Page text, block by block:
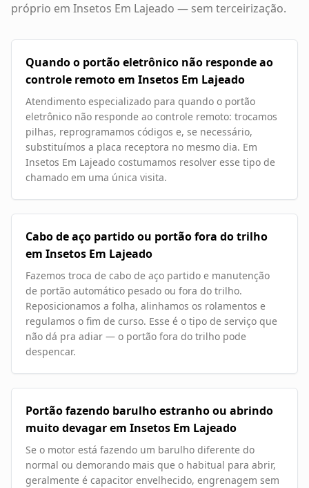
próprio em Insetos Em Lajeado — sem terceirização.
Quando o portão eletrônico não responde ao
controle remoto em Insetos Em Lajeado
Atendimento especializado para quando o portão
eletrônico não responde ao controle remoto: trocamos
pilhas, reprogramamos códigos e, se necessário,
substituímos a placa receptora no mesmo dia. Em
Insetos Em Lajeado costumamos resolver esse tipo de
chamado em uma única visita.
Cabo de aço partido ou portão fora do trilho
em Insetos Em Lajeado
Fazemos troca de cabo de aço partido e manutenção
de portão automático pesado ou fora do trilho.
Reposicionamos a folha, alinhamos os rolamentos e
regulamos o fim de curso. Esse é o tipo de serviço que
não dá pra adiar — o portão fora do trilho pode
despencar.
Portão fazendo barulho estranho ou abrindo
muito devagar em Insetos Em Lajeado
Se o motor está fazendo um barulho diferente do
normal ou demorando mais que o habitual para abrir,
geralmente é capacitor envelhecido, engrenagem sem